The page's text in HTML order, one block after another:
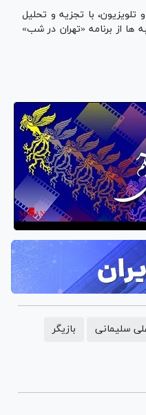
تلویزیون، با تجزیه و تحلیل
ها از برنامه «تهران در شب»
سلیمانی بازیگر